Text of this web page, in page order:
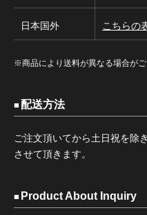
日本国外 こちらの
※商品により送料が異なる場合がご
配送方法
ご注文頂いてから土日祝を除
させて頂きます。
Product About Inquiry